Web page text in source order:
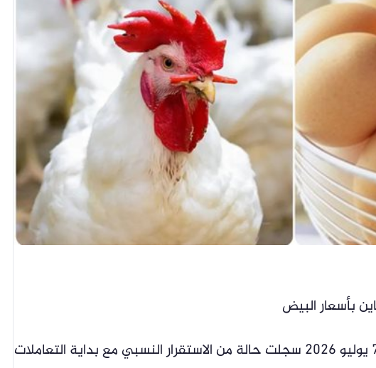
بأسعار البيض
أسعار الدواجن والبيض اليوم الثلاثاء 7 يوليو 2026 سجلت حالة من الاستقرار النسبي مع بداية التعاملات